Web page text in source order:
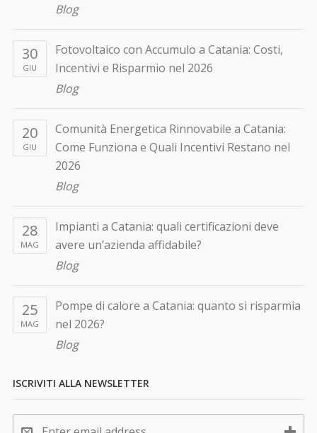
Blog
30
GIU
Fotovoltaico con Accumulo a Catania: Costi,
Incentivi e Risparmio nel 2026
Blog
20
GIU
Comunità Energetica Rinnovabile a Catania:
Come Funziona e Quali Incentivi Restano nel
2026
Blog
28
MAG
Impianti a Catania: quali certificazioni deve
avere un’azienda affidabile?
Blog
25
MAG
Pompe di calore a Catania: quanto si risparmia
nel 2026?
Blog
ISCRIVITI ALLA NEWSLETTER